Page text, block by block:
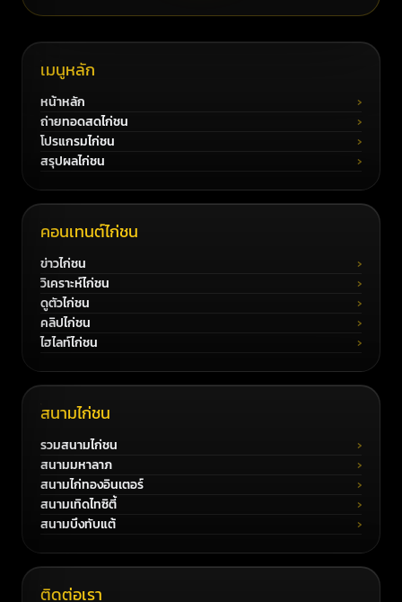
เมนูหลัก
หน้าหลัก
ถ่ายทอดสดไก่ชน
โปรแกรมไก่ชน
สรุปผลไก่ชน
คอนเทนต์ไก่ชน
ข่าวไก่ชน
วิเคราะห์ไก่ชน
ดูตัวไก่ชน
คลิปไก่ชน
ไฮไลท์ไก่ชน
สนามไก่ชน
รวมสนามไก่ชน
สนามมหาลาภ
สนามไก่ทองอินเตอร์
สนามเทิดไทซิตี้
สนามบึงทับแต้
ติดต่อเรา